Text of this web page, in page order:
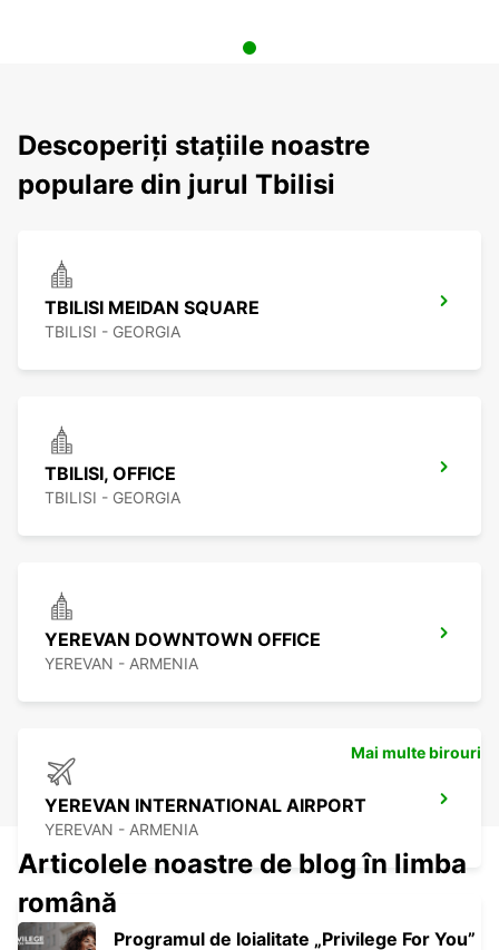
Descoperiți stațiile noastre
populare din jurul Tbilisi
TBILISI MEIDAN SQUARE
TBILISI - GEORGIA
TBILISI, OFFICE
TBILISI - GEORGIA
YEREVAN DOWNTOWN OFFICE
YEREVAN - ARMENIA
YEREVAN INTERNATIONAL AIRPORT
YEREVAN - ARMENIA
Mai multe birouri
Articolele noastre de blog în limba
română
Programul de loialitate „Privilege For You”